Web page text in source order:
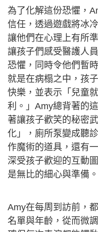
為了化解這份恐懼，
信任，透過遊戲將冰
讓他們在心理上有所
讓孩子們感受醫護人
恐懼，同時令他們暫
就是在病榻之中，孩
快樂，並表示「兒童
利。」Amy總背著的
著讓孩子歡笑的秘密
化」，廁所泵變成聽
作魔術的道具，還有
深受孩子歡迎的互動
是無比的細心與準備。
Amy在每周到訪前，
名單與年齡，從而微